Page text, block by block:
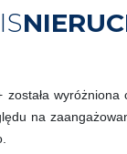
została
na